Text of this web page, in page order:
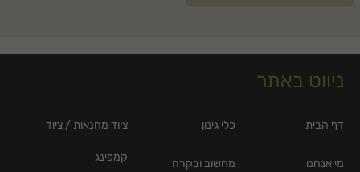
ניווט באתר
דף הבית
מי אנחנו
כלי גינון
מחשוב ובקרה
ציוד מחנאות / ציוד
קמפינג